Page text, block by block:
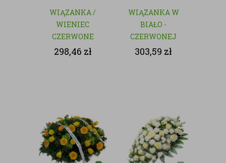
WIĄZANKA /
WIENIEC
CZERWONE
RÓŻE - KWIATY
298,46 zł
WIĄZANKA W
BIAŁO -
CZERWONEJ
KOLORYSTYCE
303,59 zł